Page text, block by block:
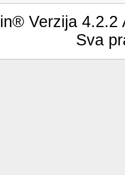
Verzija
Sva